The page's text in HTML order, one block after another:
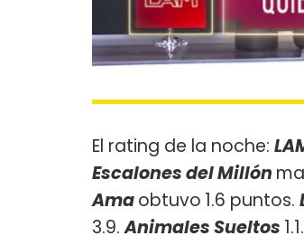
El rating de la noche:
Escalones del Millón
Amaobtuvo 1.6 puntos. ​
3.9.Animales Sueltos 1.1.